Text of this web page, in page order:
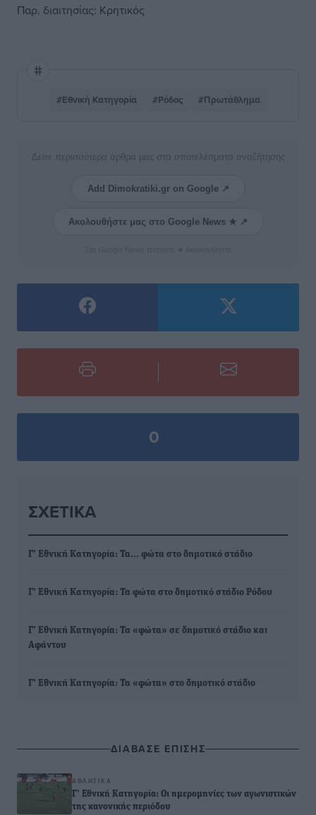
Παρ. διαιτησίας: Κρητικός
#Εθνική Κατηγορία #Ρόδος #Πρωτάθλημα
Δείτε περισσότερα άρθρα μας στα αποτελέσματα αναζήτησης
Add Dimokratiki.gr on Google ↗
Ακολουθήστε μας στο Google News ★ ↗
0
ΣΧΕΤΙΚΆ
Γ’ Εθνική Κατηγορία: Τα… φώτα στο δημοτικό στάδιο
Γ’ Εθνική Κατηγορία: Τα φώτα στο δημοτικό στάδιο Ρόδου
Γ’ Εθνική Κατηγορία: Τα «φώτα» σε δημοτικό στάδιο και
Αφάντου
Γ’ Εθνική Κατηγορία: Τα «φώτα» στο δημοτικό στάδιο
ΔΙΑΒΑΣΕ ΕΠΙΣΗΣ
ΑΘΛΗΤΙΚΆ
Γ’ Εθνική Κατηγορία: Οι ημερομηνίες των αγωνιστικών
της κανονικής περιόδου